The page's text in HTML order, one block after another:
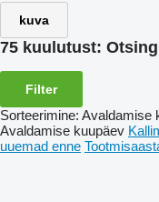
kuva
75 kuulutust:
Filter
Sorteerimine: Avaldamise
Avaldamise kuupäev
uuemad enne